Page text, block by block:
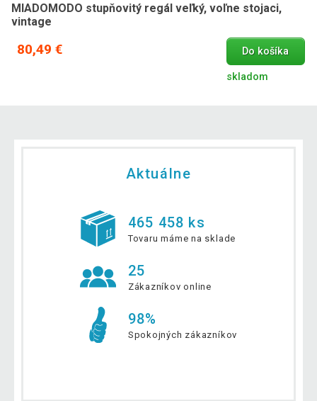
MIADOMODO stupňovitý regál veľký, voľne stojaci,
vintage
80,49 € Do košíka
skladom
Aktuálne
465 458 ks
Tovaru máme na sklade
25
Zákazníkov online
98%
Spokojných zákazníkov